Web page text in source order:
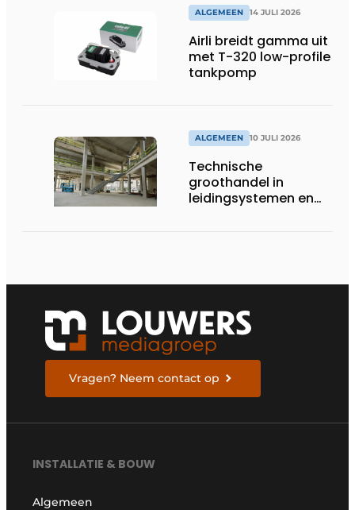
systemen
ALGEMEEN 14 JULI 2026
Airli breidt gamma uit
met T-320 low-profile
tankpomp
ALGEMEEN 10 JULI 2026
Technische
groothandel in
leidingsystemen en
Vragen? Neem contact op
INSTALLATIE & BOUW
Algemeen